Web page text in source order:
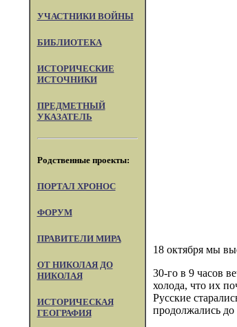
УЧАСТНИКИ ВОЙНЫ
БИБЛИОТЕКА
ИСТОРИЧЕСКИЕ
ИСТОЧНИКИ
ПРЕДМЕТНЫЙ
УКАЗАТЕЛЬ
Родственные проекты:
ПОРТАЛ XPOHOC
ФОРУМ
ПРАВИТЕЛИ МИРА
ОТ НИКОЛАЯ ДО
НИКОЛАЯ
ИСТОРИЧЕСКАЯ
ГЕОГРАФИЯ
18 октября мы
30-го в 9 часов
холода, что их
Русские
продолжались